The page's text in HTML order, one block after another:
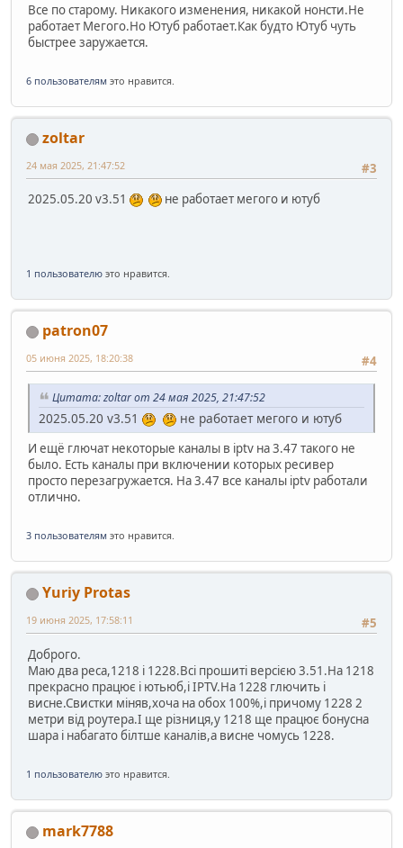
Все по старому. Никакого изменения, никакой нонсти.Не
работает Мегого.Но Ютуб работает.Как будто Ютуб чуть
быстрее заружается.
6 пользователям это нравится.
zoltar
#3
24 мая 2025, 21:47:52
2025.05.20 v3.51 не работает мегого и ютуб
1 пользователю это нравится.
patron07
#4
05 июня 2025, 18:20:38
Цитата: zoltar от 24 мая 2025, 21:47:52
2025.05.20 v3.51 не работает мегого и ютуб
И ещё глючат некоторые каналы в iptv на 3.47 такого не
было. Есть каналы при включении которых ресивер
просто перезагружается. На 3.47 все каналы iptv работали
отлично.
3 пользователям это нравится.
Yuriy Protas
#5
19 июня 2025, 17:58:11
Доброго.
Маю два реса,1218 і 1228.Всі прошиті версією 3.51.На 1218
прекрасно працює і ютьюб,і IPTV.На 1228 глючить і
висне.Свистки міняв,хоча на обох 100%,і причому 1228 2
метри від роутера.І ще різниця,у 1218 ще працює бонусна
шара і набагато білтше каналів,а висне чомусь 1228.
1 пользователю это нравится.
mark7788